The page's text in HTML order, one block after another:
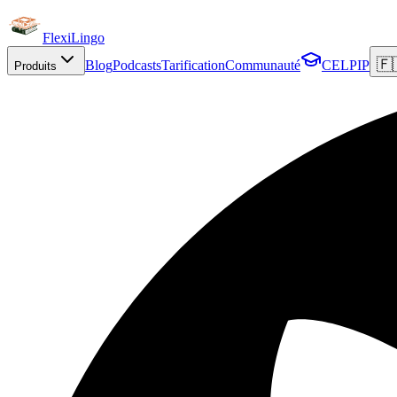
FlexiLingo
Produits BlogPodcastsTarificationCommunauté CELPIP